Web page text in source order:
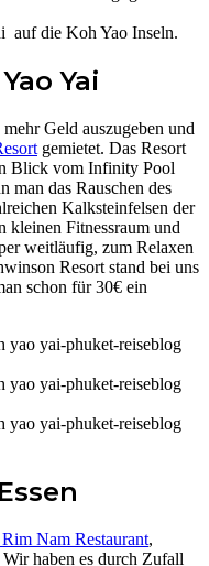
auf die Koh Yao Inseln.
Yai
Geld auszugeben und
gemietet. Das Resort
Blick vom Infinity Pool
man das Rauschen des
Kalksteinfelsen der
kleinen Fitnessraum und
weitläufig, zum Relaxen
Resort stand bei uns
schon für 30€ ein
Nam Restaurant,
haben es durch Zufall